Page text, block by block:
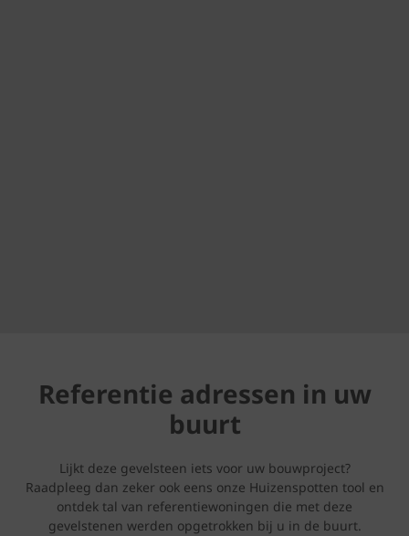
Referentie adressen in uw
buurt
Lijkt deze gevelsteen iets voor uw bouwproject?
Raadpleeg dan zeker ook eens onze Huizenspotten tool en
ontdek tal van referentiewoningen die met deze
gevelstenen werden opgetrokken bij u in de buurt.